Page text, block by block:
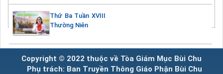
Thứ Ba Tuần XVIII
Thường Niên
Copyright © 2022 thuộc về Tòa Giám Mục Bùi Chu
Phụ trách: Ban Truyền Thông Giáo Phận Bùi Chu